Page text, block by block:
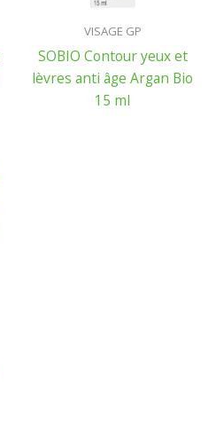
VISAGE GP
SOBIO Contour yeux et
lèvres anti âge Argan Bio
15 ml